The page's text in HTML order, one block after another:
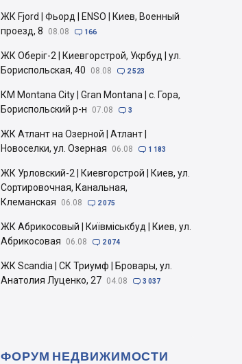
ЖК Fjord | Фьорд | ENSO | Киев, Военный
проезд, 8
08.08  166
ЖК Оберіг-2 | Киевгорстрой, Укрбуд | ул.
Бориспольская, 40
08.08  2 523
КМ Montana City | Gran Montana | с. Гора,
Бориспольский р-н
07.08  3
ЖК Атлант на Озерной | Атлант |
Новоселки, ул. Озерная
06.08  1 183
ЖК Урловский-2 | Киевгорстрой | Киев, ул.
Сортировочная, Канальная,
Клеманская
06.08  2 075
ЖК Абрикосовый | Київміськбуд | Киев, ул.
Абрикосовая
06.08  2 074
ЖК Scandia | СК Триумф | Бровары, ул.
Анатолия Луценко, 27 04.08  3 037
ФОРУМ НЕДВИЖИМОСТИ